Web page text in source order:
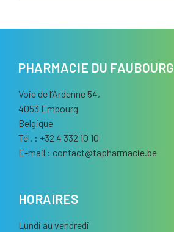
PHARMACIE DU FAUBOURG
Voie de l’Ardenne 54,
4053 Embourg
Belgique
Tél. : +32 4 332 10 10
E-mail : contact@tapharmacie.be
HORAIRES
Lundi au vendredi